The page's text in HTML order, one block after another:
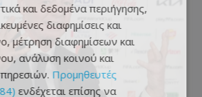
και δεδομένα περιήγησης,
διαφημίσεις και
μέτρηση διαφημίσεων και
ανάλυση κοινού και
Προμηθευτές
ενδέχεται επίσης να